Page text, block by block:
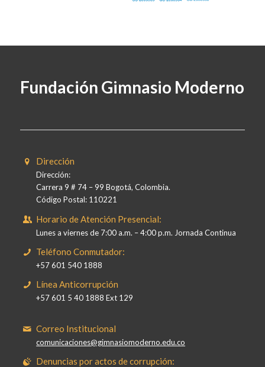
Fundación Gimnasio Moderno
Dirección
Dirección:
Carrera 9 # 74 – 99 Bogotá, Colombia.
Código Postal: 110221
Horario de Atención Presencial:
Lunes a viernes de 7:00 a.m. – 4:00 p.m. Jornada Continua
Teléfono Conmutador:
+57 601 540 1888
Línea Anticorrupción
+57 601 5 40 1888 Ext 129
Correo Institucional
comunicaciones@gimnasiomoderno.edu.co
Denuncias por actos de corrupción: